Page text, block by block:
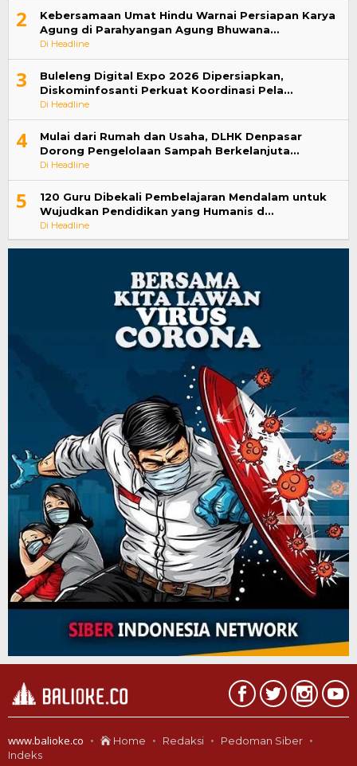
2
Kebersamaan Umat Hindu Warnai Persiapan Karya
Agung di Parahyangan Agung Bhuwana…
Di Headline
3
Buleleng Digital Expo 2026 Dipersiapkan,
Diskominfosanti Perkuat Koordinasi Pela…
Di Headline
4
Mulai dari Rumah dan Usaha, DLHK Denpasar
Dorong Pengelolaan Sampah Berkelanjuta…
Di Headline
5
120 Guru Dibekali Pembelajaran Mendalam untuk
Wujudkan Pendidikan yang Humanis d…
Di Headline
www.balioke.co Home Redaksi
Pedoman Siber
Indeks